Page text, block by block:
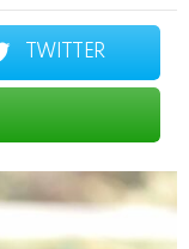
TWITTER